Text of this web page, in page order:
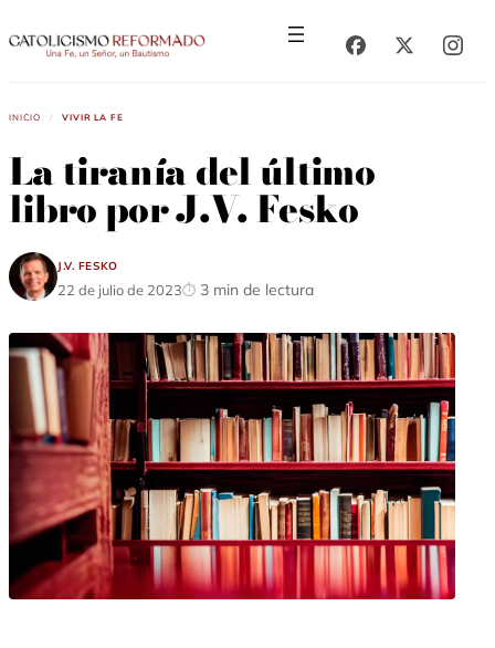
al
al
Inicio / Vivir la fe
La tiranía del último
libro por J.V. Fesko
J.V. Fesko
22 de julio de 2023 3 min de lectura